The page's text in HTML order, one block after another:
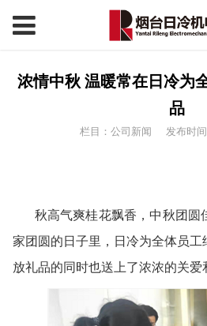
浓情中秋 温暖常在日冷为
品
栏目：公司新闻 发布时
秋高气爽桂花飘香，中秋团圆
家团圆的日子里，日冷为全体员
放礼品的同时也送上了浓浓的关爱